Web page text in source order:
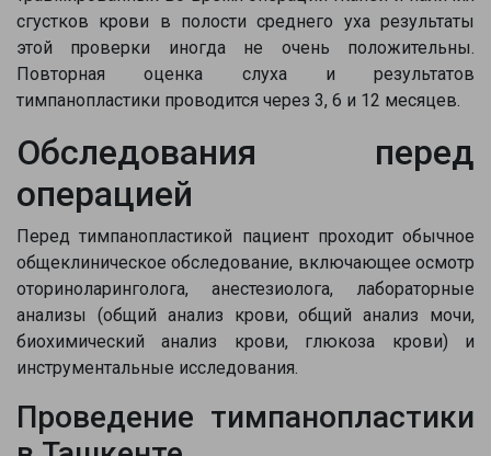
сгустков крови в полости среднего уха результаты
этой проверки иногда не очень положительны.
Повторная оценка слуха и результатов
тимпанопластики проводится через 3, 6 и 12 месяцев.
Обследования перед
операцией
Перед тимпанопластикой пациент проходит обычное
общеклиническое обследование, включающее осмотр
оториноларинголога, анестезиолога, лабораторные
анализы (общий анализ крови, общий анализ мочи,
биохимический анализ крови, глюкоза крови) и
инструментальные исследования.
Проведение тимпанопластики